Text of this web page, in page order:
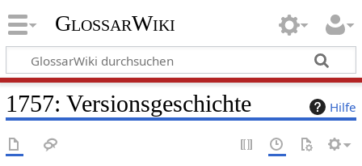
GlossarWiki
Hilfe
1757: Versionsgeschichte